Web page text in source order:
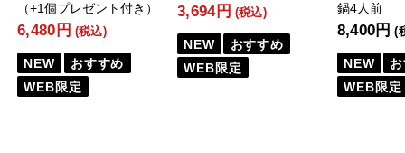
（+1個プレゼント付き）
6,480円 (税込)
NEW
おすすめ
WEB限定
3,694円 (税込)
NEW
おすすめ
WEB限定
鍋4人前
8,400円 (
NEW
WEB限定